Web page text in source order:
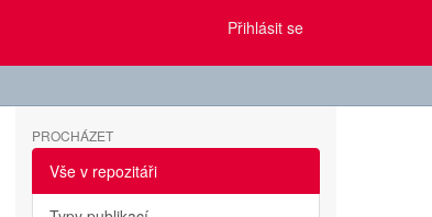
Přihlásit se
PROCHÁZET
Vše v repozitáři